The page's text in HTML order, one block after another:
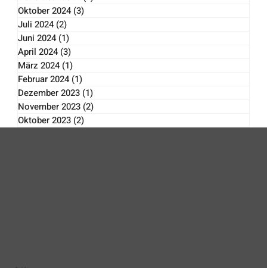
Januar 2025 (2)2 Beiträge
November 2024 (1)
Oktober 2024
Juli 2024 (2)2 Beiträge
Juni 2024 (1)1 Beitrag
April 2024(3)3 Beiträge
März 2024
(1)1 Beitrag
Februar 2024(1) 1 Beitrag
Dezember 2023(1)1 Beitrag
November 2023(2)2 Beiträge